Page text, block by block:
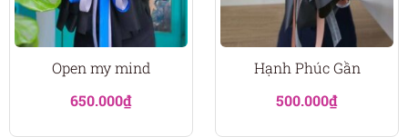
Open my mind
650.000₫
Hạnh Phúc Gần
500.000₫